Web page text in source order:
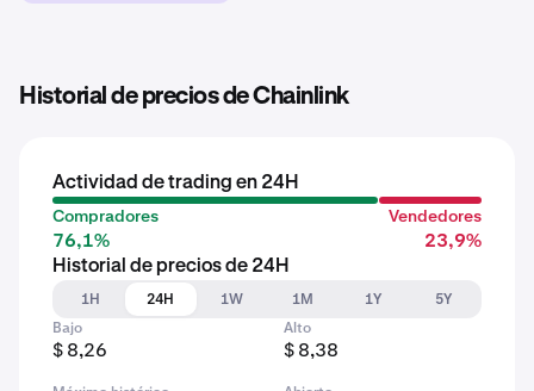
Historial de precios de Chainlink
Actividad de trading en 24H
Compradores
76,1%
Vendedores
23,9%
Historial de precios de 24H
1H
24H 1W 1M 1Y
5Y
Bajo
$ 8,26
Alto
$ 8,38